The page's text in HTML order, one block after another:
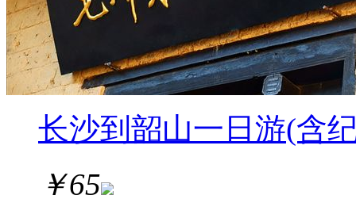
长沙到韶山一日游(含
￥65